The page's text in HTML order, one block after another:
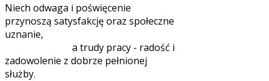
Niech odwaga i poświęcenie
przynoszą satysfakcję oraz społeczne
uznanie,
a trudy pracy - radość i
zadowolenie z dobrze pełnionej
służby.